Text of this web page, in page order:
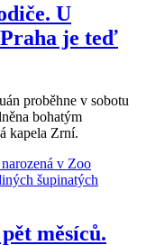
U
je teď
proběhne v sobotu
bohatým
kapela Zrní.
měsíců.